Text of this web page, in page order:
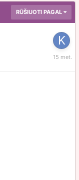
RŪŠIUOTI PAGAL